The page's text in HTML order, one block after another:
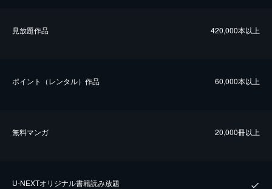
⾒放題作品 420,000本以上
ポイント（レンタル）作品 60,000本以上
無料マンガ 20,000冊以上
U-NEXTオリジナル書籍読み放題